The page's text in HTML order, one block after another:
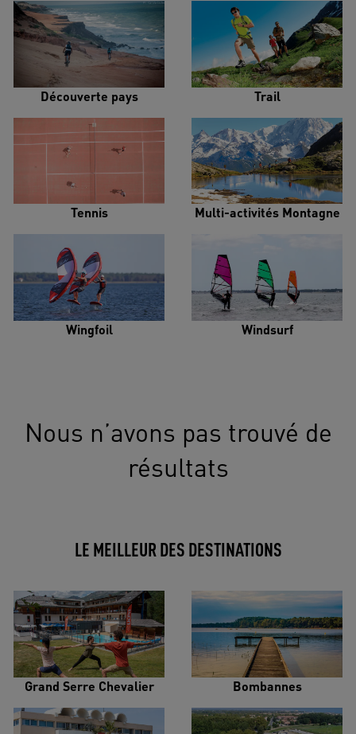
Découverte pays Trail
Tennis Multi-activités Montagne
Wingfoil Windsurf
Nous n’avons pas trouvé de
résultats
LE MEILLEUR DES DESTINATIONS
Grand Serre Chevalier Bombannes